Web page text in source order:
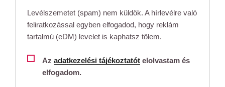
Levélszemetet (spam) nem küldök. A hírlevélre való
feliratkozással egyben elfogadod, hogy reklám
tartalmú (eDM) levelet is kaphatsz tőlem.
Az adatkezelési tájékoztatótelolvastam és
elfogadom.